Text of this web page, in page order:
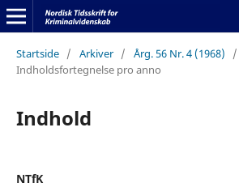
Startside / Arkiver / Årg. 56 Nr. 4 (1968)
/
Indholdsfortegnelse pro anno
Indhold
NTfK